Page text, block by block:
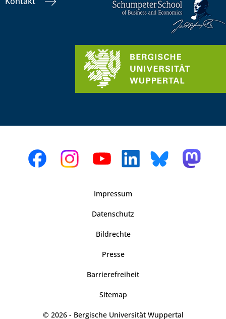
Impressum
Datenschutz
Bildrechte
Presse
Barrierefreiheit
Sitemap
© 2026 - Bergische Universität Wuppertal